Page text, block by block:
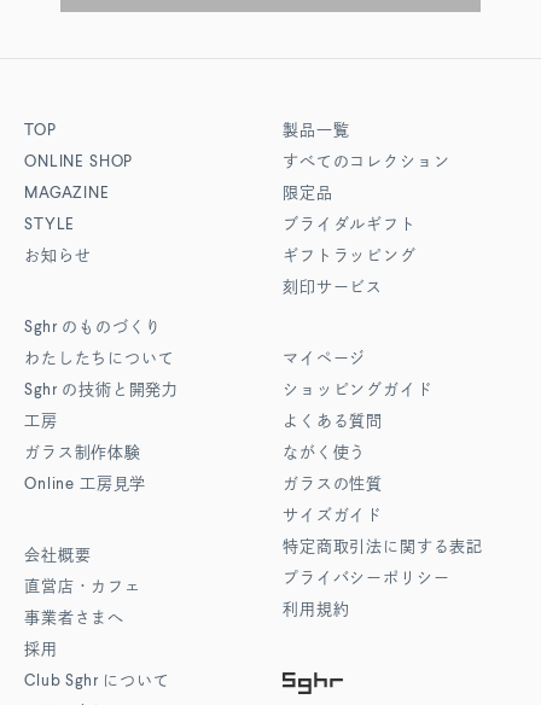
TOP
ONLINE SHOP
MAGAZINE
STYLE
お知らせ
Sghr のものづくり
わたしたちについて
Sghr の技術と開発力
工房
ガラス制作体験
Online 工房見学
会社概要
直営店・カフェ
事業者さまへ
採用
Club Sghr について
製品一覧
すべてのコレクション
限定品
ブライダルギフト
ギフトラッピング
刻印サービス
マイページ
ショッピングガイド
よくある質問
ながく使う
ガラスの性質
サイズガイド
特定商取引法に関する表記
プライバシーポリシー
利用規約